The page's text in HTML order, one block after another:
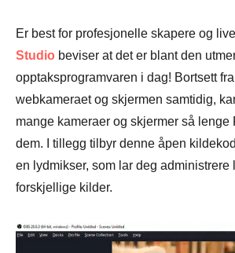
Er best for profesjonelle skapere og
Studio beviser at det er blant den
opptaksprogramvaren i dag! Bortsett
webkameraet og skjermen samtidig,
mange kameraer og skjermer så lenge
dem. I tillegg tilbyr denne åpen
en lydmikser, som lar deg administrere
forskjellige kilder.